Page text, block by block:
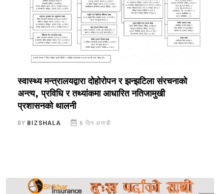
स्वास्थ्य मन्त्रालयद्वारा दोहोरोपन र झन्झटिला संरचनाको
अन्त्य, प्रविधि र तथ्यांकमा आधारित नतिजामुखी
प्रशासनको थालनी
BY BIZSHALA 6 दिन अगाडी